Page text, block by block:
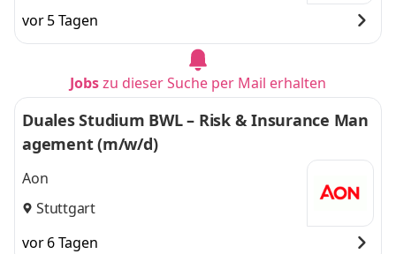
vor 5 Tagen
Jobszu dieser Suche per Mail erhalten
Duales Studium BWL – Risk & Insurance Man
agement (m/w/d)
Aon
Stuttgart
vor 6 Tagen